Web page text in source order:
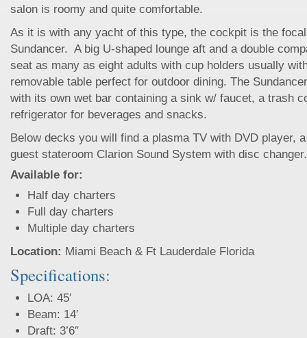
salon is roomy and quite comfortable.
As it is with any yacht of this type, the cockpit is the focal
Sundancer. A big U-shaped lounge aft and a double
seat as many as eight adults with cup holders usually
removable table perfect for outdoor dining. The
with its own wet bar containing a sink w/ faucet, a trash
refrigerator for beverages and snacks.
Below decks you will find a plasma TV with DVD player,
guest stateroom Clarion Sound System with disc changer.
Available for:
Half day charters
Full day charters
Multiple day charters
Location: Miami Beach & Ft Lauderdale Florida
Specifications:
LOA: 45′
Beam: 14′
Draft: 3’6″